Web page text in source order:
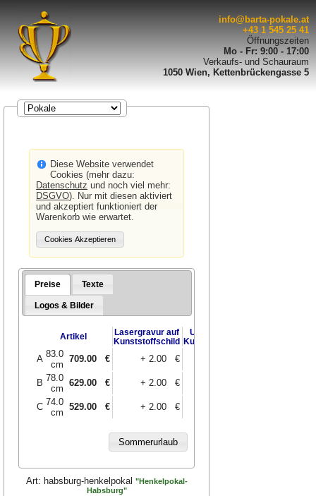
info@barta-pokale.at
+43 1 545 25 41
Öffnungszeiten
Mo - Fr: 9:00 - 17:00
Verkaufs- und Schauraum
1050 Wien, Kettenbrückengasse 5
Diese Website verwendet
Cookies (mehr dazu:
Datenschutz und noch viel mehr:
DSGVO). Nur mit diesen aktiviert
und akzeptiert funktioniert der
Warenkorb wie erwartet.
Preise Texte
Logos & Bilder
Artikel
Lasergravur auf
Kunststoffschild
UV-Druck auf
Kunststoffschild
A 83.0
cm
709.00 € + 2.00 €
B 78.0
cm
629.00 € + 2.00 €
C 74.0
cm
529.00 € + 2.00 €
Art: habsburg-henkelpokal "Henkelpokal-
Habsburg"